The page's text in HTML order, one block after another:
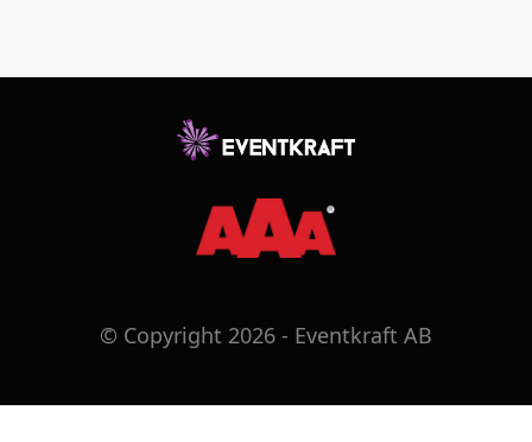
© Copyright 2026 - Eventkraft AB